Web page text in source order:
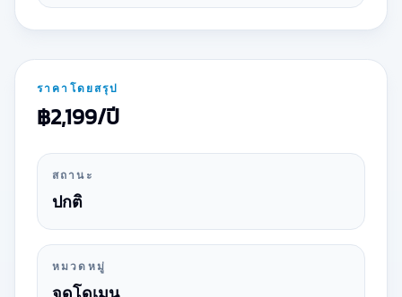
ราคาโดยสรุป
฿2,199/ปี
สถานะ
ปกติ
หมวดหมู่
จดโดเมน